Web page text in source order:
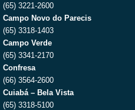
(65) 3221-2600
Campo Novo do Parecis
(65) 3318-1403
Campo Verde
(65) 3341-2170
Confresa
(66) 3564-2600
Cuiabá – Bela Vista
(65) 3318-5100